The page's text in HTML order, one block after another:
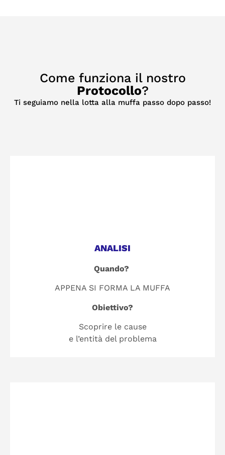
Come funziona il nostro
Protocollo?
Ti seguiamo nella lotta alla muffa passo dopo passo!
ANALISI
Quando?
APPENA SI FORMA LA MUFFA
Obiettivo?
Scoprire le cause
e l’entità del problema